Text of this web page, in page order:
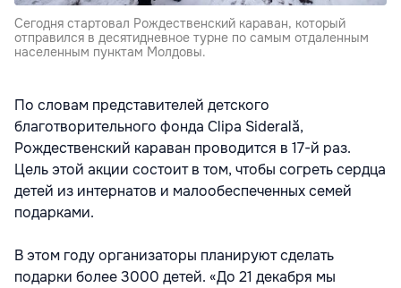
Сегодня стартовал Рождественский караван, который
отправился в десятидневное турне по самым отдаленным
населенным пунктам Молдовы.
По словам представителей детского
благотворительного фонда Clipa Siderală,
Рождественский караван проводится в 17-й раз.
Цель этой акции состоит в том, чтобы согреть сердца
детей из интернатов и малообеспеченных семей
подарками.
В этом году организаторы планируют сделать
подарки более 3000 детей. «До 21 декабря мы